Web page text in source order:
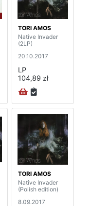
TORI AMOS
Native Invader
(2LP)
20.10.2017
LP
104,89 zł
TORI AMOS
Native Invader
(Polish edition)
8.09.2017